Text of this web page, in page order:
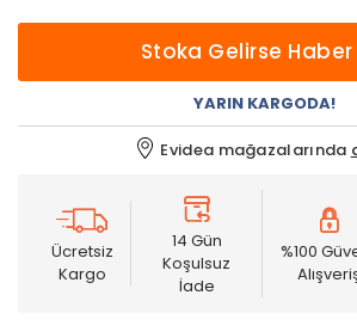
Stoka Gelirse Haber
YARIN KARGODA!
Evidea mağazalarında
Ücretsiz
Kargo
14 Gün
Koşulsuz
İade
%100